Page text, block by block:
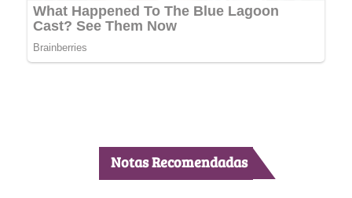
Notas Recomendadas